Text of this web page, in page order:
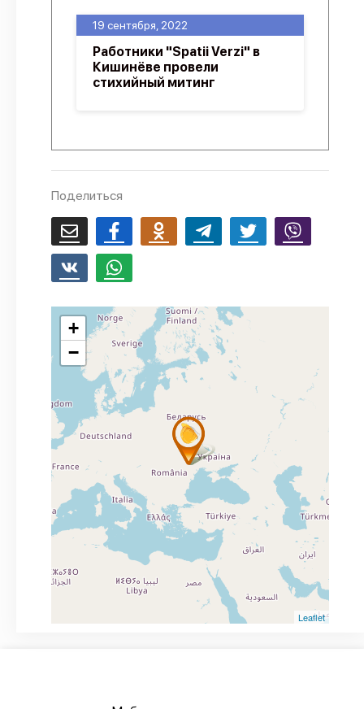
Политика конфиденциальности
19 сентября, 2022
Работники "Spatii Verzi" в
Кишинёве провели
стихийный митинг
Поделиться
+
−
Leaflet